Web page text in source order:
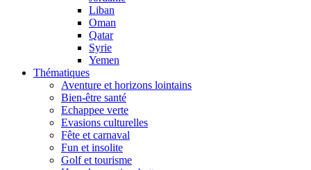
Liban
Oman
Qatar
Syrie
Yemen
Thématiques
Aventure et horizons lointains
Bien-être santé
Echappee verte
Evasions culturelles
Fête et carnaval
Fun et insolite
Golf et tourisme